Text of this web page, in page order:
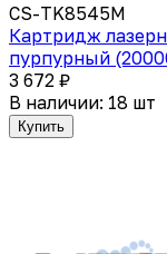
CS-TK8545M
Картридж
пурпурный
3 672 ₽
В наличии: 18 шт
Купить